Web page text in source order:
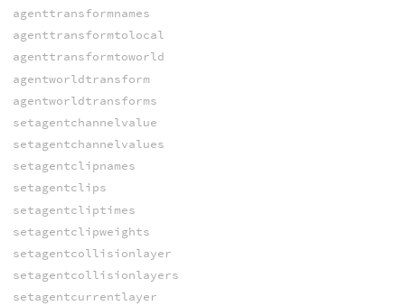
agenttransformnames
agenttransformtolocal
agenttransformtoworld
agentworldtransform
agentworldtransforms
setagentchannelvalue
setagentchannelvalues
setagentclipnames
setagentclips
setagentcliptimes
setagentclipweights
setagentcollisionlayer
setagentcollisionlayers
setagentcurrentlayer